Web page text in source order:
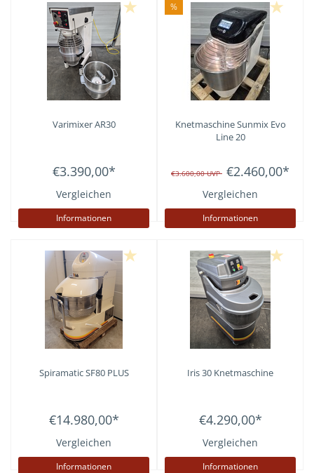
Varimixer AR30
€3.390,00*
Vergleichen
Informationen
%
Knetmaschine Sunmix Evo
Line 20
€3.600,00UVP €2.460,00*
Vergleichen
Informationen
Spiramatic SF80 PLUS
€14.980,00*
Vergleichen
Informationen
Iris 30 Knetmaschine
€4.290,00*
Vergleichen
Informationen